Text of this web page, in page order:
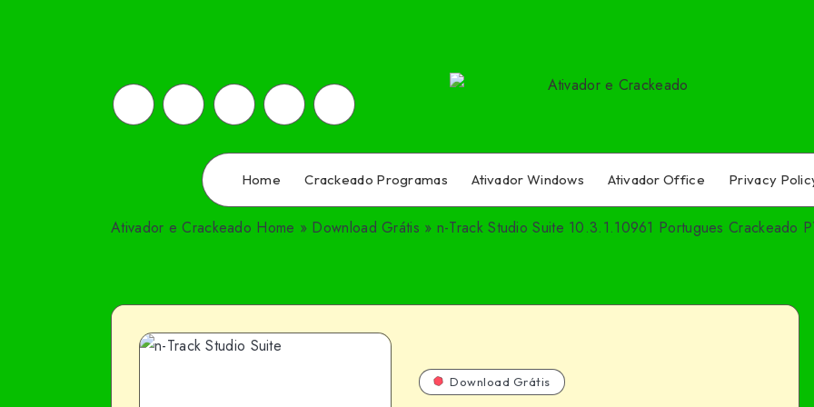
Home Crackeado Programas Ativador Windows Ativador Office Privacy
Ativador e Crackeado Home » Download Grátis » n-Track Studio Suite 10.3.1.10961 Portugues Crackeado
Download Grátis